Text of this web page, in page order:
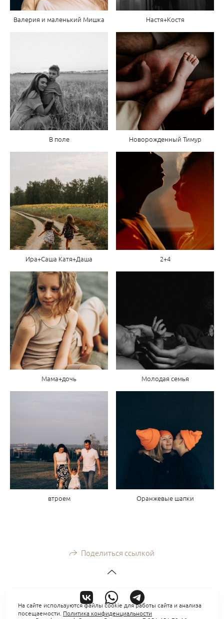
Валерия и маленький Мишка Настя+Костя
В поле Новорожденный Тимур
Ира+Саша Катя+Даша 2+4
Мама+дочь Молодая семья
втроем Оранжевые шапки
Поделиться ссылкой
На сайте используются файлы cookie для работы сайта и анализа
посещаемости. Политика конфиденциальности